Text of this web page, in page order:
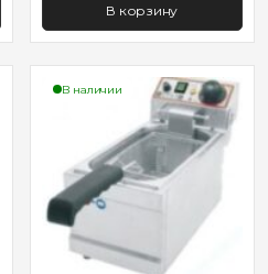
В корзину
В наличии